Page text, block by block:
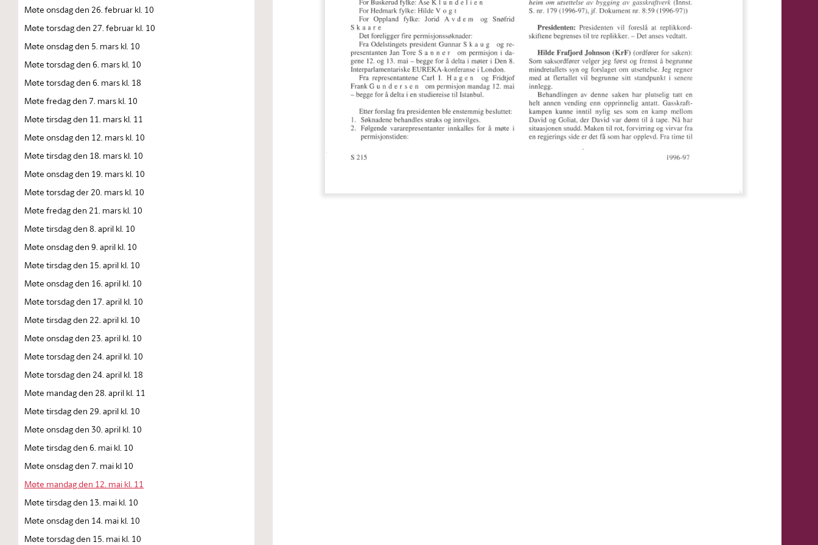
Møte onsdag den 26. februar kl. 10
Møte torsdag den 27. februar kl. 10
Møte onsdag den 5. mars kl. 10
Møte torsdag den 6. mars kl. 10
Møte torsdag den 6. mars kl. 18
Møte fredag den 7. mars kl. 10
Møte tirsdag den 11. mars kl. 11
Møte onsdag den 12. mars kl. 10
Møte tirsdag den 18. mars kl. 10
Møte onsdag den 19. mars kl. 10
Møte torsdag der 20. mars kl. 10
Møte fredag den 21. mars kl. 10
Møte tirsdag den 8. april kl. 10
Møte onsdag den 9. april kl. 10
Møte tirsdag den 15. april kl. 10
Møte onsdag den 16. april kl. 10
Møte torsdag den 17. april kl. 10
Møte tirsdag den 22. april kl. 10
Møte onsdag den 23. april kl. 10
Møte torsdag den 24. april kl. 10
Møte torsdag den 24. april kl. 18
Møte mandag den 28. april kl. 11
Møte tirsdag den 29. april kl. 10
Møte onsdag den 30. april kl. 10
Møte tirsdag den 6. mai kl. 10
Møte onsdag den 7. mai kl 10
Møte mandag den 12. mai kl. 11
Møte tirsdag den 13. mai kl. 10
Møte onsdag den 14. mai kl. 10
Møte torsdag den 15. mai kl. 10